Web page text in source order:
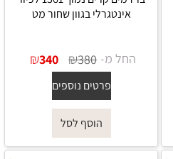
אינטגרלי בגוון שחור מט
החל מ- ₪380
₪340
פרטים נוספים
הוסף לסל